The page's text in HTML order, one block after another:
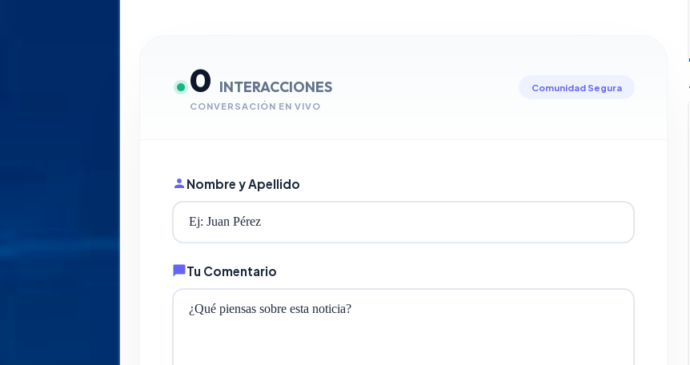
0 INTERACCIONES
CONVERSACIÓN EN VIVO
Comunidad Segura
Nombre y Apellido
Tu Comentario